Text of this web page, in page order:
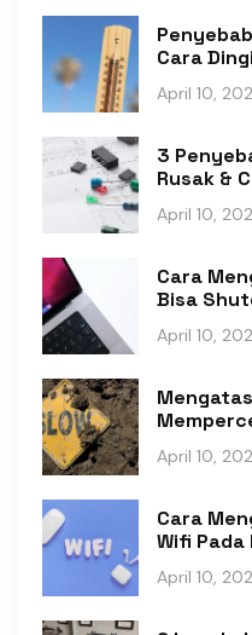
Cara
April 10,
3
Rusak &
April 10,
Cara
Bisa
April 10,
April 10,
Cara
Wifi Pada
April 10,